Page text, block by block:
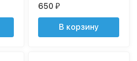
650₽
В корзину